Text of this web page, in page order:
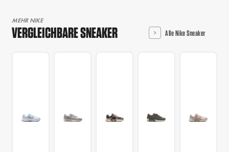
MEHR NIKE
VERGLEICHBARE SNEAKER Alle Nike Sneaker